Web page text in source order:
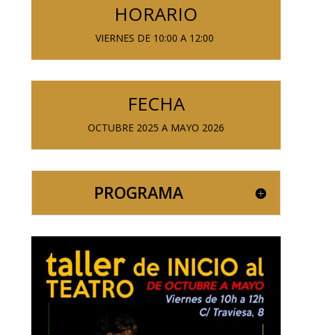
HORARIO
VIERNES DE 10:00 A 12:00
FECHA
OCTUBRE 2025 A MAYO 2026
PROGRAMA